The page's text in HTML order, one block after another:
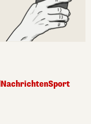
NachrichtenSport